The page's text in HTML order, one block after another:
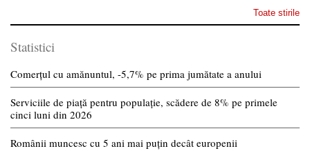
Toate stirile
Statistici
Comerțul cu amănuntul, -5,7% pe prima jumătate a anului
Serviciile de piață pentru populație, scădere de 8% pe primele
cinci luni din 2026
Românii muncesc cu 5 ani mai puțin decât europenii